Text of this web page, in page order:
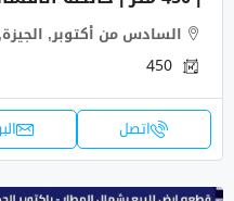
السادس من أكتوبر, الجيزة, 12591, مصر
450
اتصل